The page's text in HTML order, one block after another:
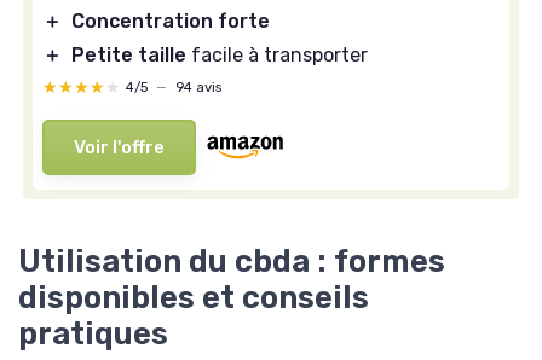
＋
Concentration forte
＋
Petite taille facile à transporter
★★★★★
★★★★★ 4/5 — 94 avis
Voir l'offre
Utilisation du cbda : formes
disponibles et conseils
pratiques